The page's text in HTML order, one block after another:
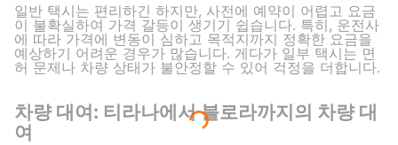
일반 택시는 편리하긴 하지만, 사전에 예약이 어렵고 요금
이 불확실하여 가격 갈등이 생기기 쉽습니다. 특히, 운전사
에 따라 가격에 변동이 심하고 목적지까지 정확한 요금을
예상하기 어려운 경우가 많습니다. 게다가 일부 택시는 면
허 문제나 차량 상태가 불안정할 수 있어 걱정을 더합니다.
차량 대여: 티라나에서 블로라까지의 차량 대
여